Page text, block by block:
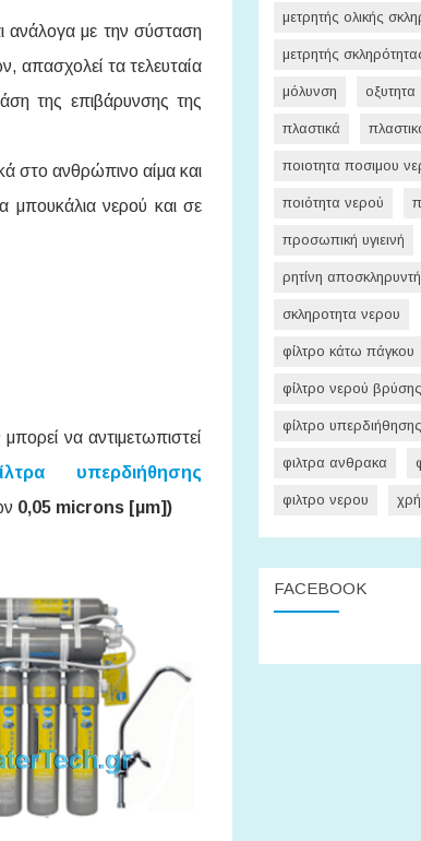
ανάλογα με την σύσταση
απασχολεί τα τελευταία
της επιβάρυνσης της
στο ανθρώπινο αίμα και
μπουκάλια νερού και σε
να αντιμετωπιστεί
υπερδιήθησης
0,05 microns [μm])
μετρητής ολικής
μετρητής
μόλυνση οξυτητα
πλαστικά
ποιοτητα ποσιμου
ποιότητα νερού
προσωπική υγιεινή
ρητίνη αποσκληρυντή
σκληροτητα νερου
φίλτρο κάτω πάγκου
φίλτρο νερού βρύσης
φίλτρο υπερδιήθησης
φιλτρα ανθρακα
φιλτρο νερου
FACEBOOK